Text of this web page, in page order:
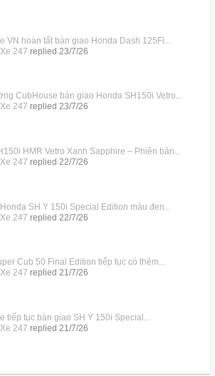
VN hoàn tất bàn giao Honda Dash 125Fi...
247 replied 23/7/26
CubHouse bàn giao Honda SH150i Vetro...
247 replied 23/7/26
HMR Vetro Xanh Sapphire – Phiên bản...
247 replied 22/7/26
SH Ý 150i Special Edition màu đen...
247 replied 22/7/26
Cub 50 Final Edition tiếp tục có thêm...
247 replied 21/7/26
tiếp tục bàn giao SH Ý 150i Special...
247 replied 21/7/26